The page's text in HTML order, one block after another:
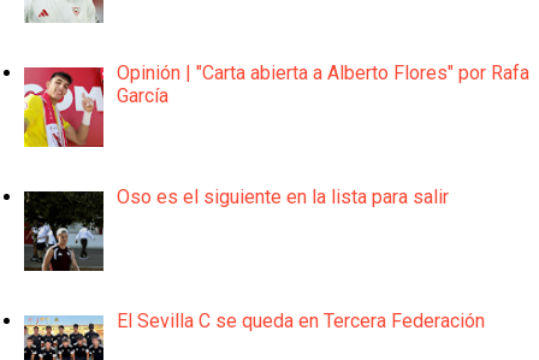
Opinión | "Carta abierta a Alberto Flores" por Rafa
García
Oso es el siguiente en la lista para salir
El Sevilla C se queda en Tercera Federación